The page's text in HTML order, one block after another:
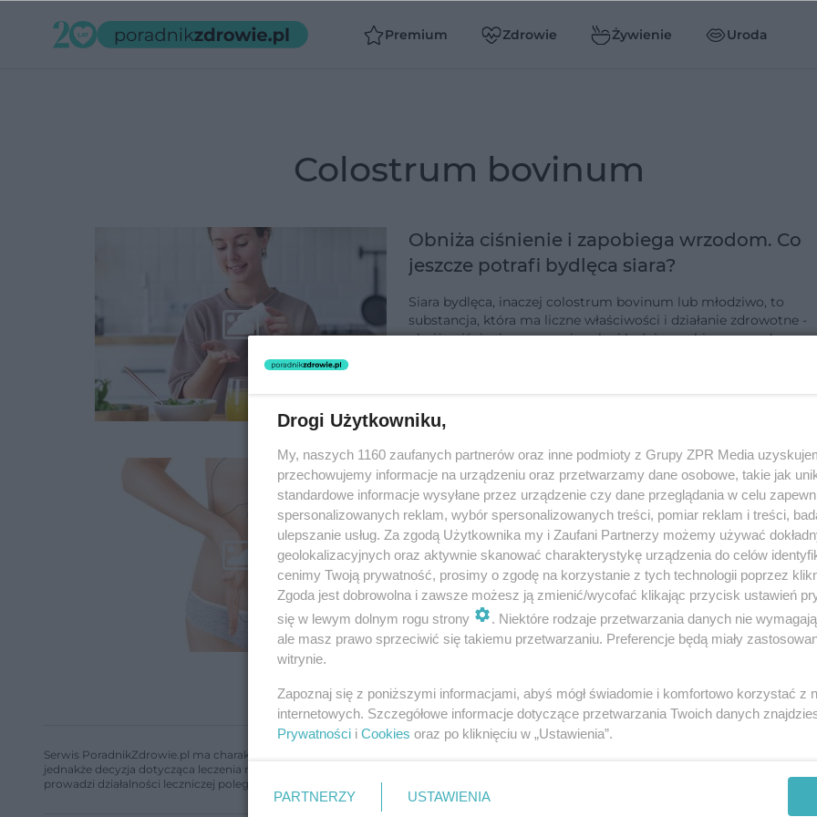
Premium Zdrowie Żywienie Uroda
colostrum bovinum
Obniża ciśnienie i zapobiega wrzodom. Co
jeszcze potrafi bydlęca siara?
Siara bydlęca, inaczej colostrum bovinum lub młodziwo, to
substancja, która ma liczne właściwości i działanie zdrowotne -
obniża ciśnienie, wzmacnia zęby i kości, zapobiega wrzodom,
Kłopoty zdrowotne zaczynają się w jelitach
Badania naukowe dostarczają kolejnych dowodów na to, że
zdrowie jest uzależnione od kondycji jelit. Jelita to filar układu
odpornościowego. Wyściełająca je błona śluzowa jest zaporą dla
toksyn,…
dodano 29-7-2015
Serwis PoradnikZdrowie.pl ma charakter edukacyjny, nie stanowi i nie zastępuje porady lekarskiej. Redakcja serwisu dokłada wszelkich
jednakże decyzja dotycząca leczenia należy do lekarza. Redakcja i wydawca serwisu nie ponoszą odpowiedzialności wynikającej z
prowadzi działalności leczniczej polegającej na udzielaniu świadczeń zdrowotnych w rozumieniu art. 3 ust 1 ustawy o działalności leczniczej.
Drogi Użytkowniku,
My, naszych 1160 zaufanych partnerów oraz inne podmioty z Grupy ZPR Media
przechowujemy informacje na urządzeniu oraz przetwarzamy dane osobowe, takie jak
standardowe informacje wysyłane przez urządzenie czy dane przeglądania w celu
spersonalizowanych reklam, wybór spersonalizowanych treści, pomiar reklam i treści,
ulepszanie usług. Za zgodą Użytkownika my i Zaufani Partnerzy możemy używać
geolokalizacyjnych oraz aktywnie skanować charakterystykę urządzenia do celów
cenimy Twoją prywatność, prosimy o zgodę na korzystanie z tych technologii poprzez
Zgoda jest dobrowolna i zawsze możesz ją zmienić/wycofać klikając przycisk ustawień
się w lewym dolnym rogu strony
. Niektóre rodzaje przetwarzania danych nie
ale masz prawo sprzeciwić się takiemu przetwarzaniu. Preferencje będą miały
witrynie.
Zapoznaj się z poniższymi informacjami, abyś mógł świadomie i komfortowo korzystać z
internetowych. Szczegółowe informacje dotyczące przetwarzania Twoich danych
Prywatności i Cookies oraz po kliknięciu w „Ustawienia”.
PARTNERZY USTAWIENIA